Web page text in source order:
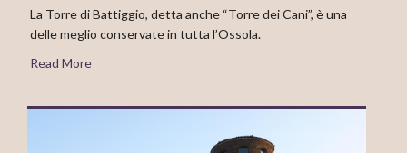
La Torre di Battiggio, detta anche “Torre dei Cani”, è una
delle meglio conservate in tutta l’Ossola.
Read More